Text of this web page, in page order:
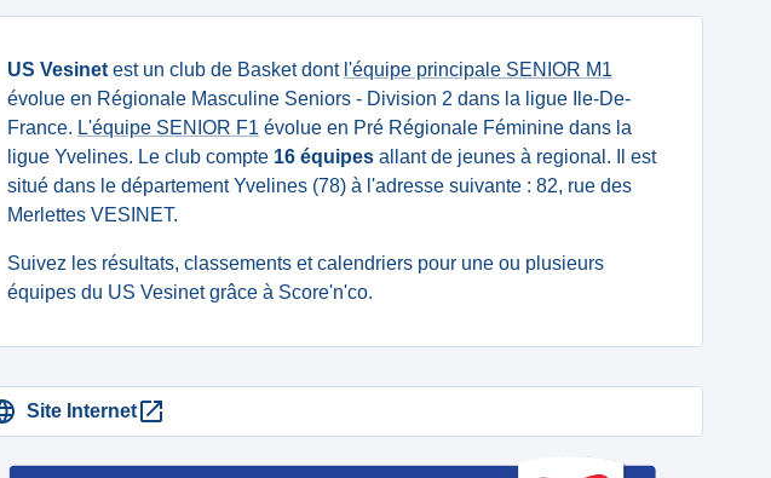
US Vesinet est un club de Basket dont l'équipe principale SENIOR M1
évolue en Régionale Masculine Seniors - Division 2 dans la ligue Ile-De-
France. L'équipe SENIOR F1 évolue en Pré Régionale Féminine dans la
ligue Yvelines. Le club compte 16 équipes allant de jeunes à regional. Il est
situé dans le département Yvelines (78) à l'adresse suivante : 82, rue des
Merlettes VESINET.
Suivez les résultats, classements et calendriers pour une ou plusieurs
équipes du US Vesinet grâce à Score'n'co.
Site Internet